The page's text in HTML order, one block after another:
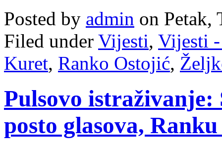
Posted by admin on Petak,
Filed under Vijesti, Vijesti
Kuret, Ranko Ostojić,
Pulsovo
posto glasova,